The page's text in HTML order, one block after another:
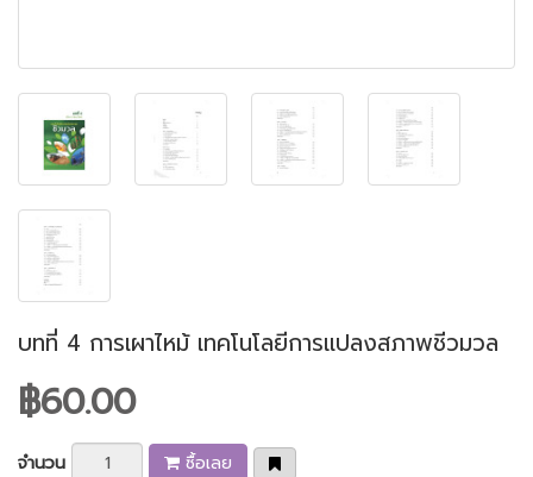
บทที่ 4 การเผาไหม้ เทคโนโลยีการแปลงสภาพชีวมวล
฿60.00
จำนวน
ซื้อเลย